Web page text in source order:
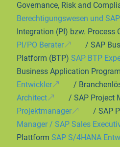
Governance, Risk and
Berechtigungswesen und
Integration (PI) bzw. Process
PI/PO Berater
/ SAP
Platform (BTP) SAP BTP
Business Application
Entwickler
/
Architect
/ SAP Project
Projektmanager
/ SAP
Manager / SAP Sales
Plattform SAP S/4HANA